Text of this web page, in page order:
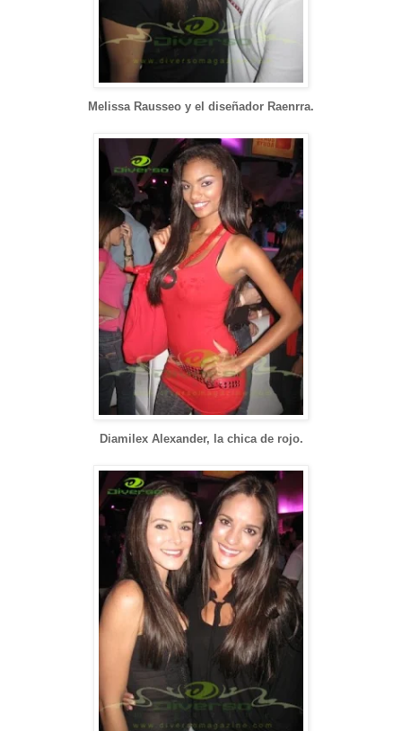
Melissa Rausseo y el diseñador Raenrra.
Diamilex Alexander, la chica de rojo.